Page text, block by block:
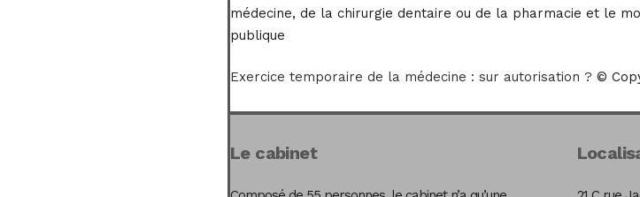
médecine, de la chirurgie dentaire ou de la pharmacie et le
publique
Exercice temporaire de la médecine : sur autorisation ? ©
Le cabinet